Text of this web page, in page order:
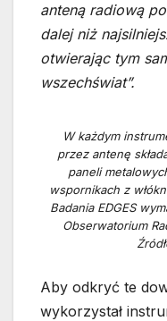
anteną radiową
dalej niż
otwierając tym
wszechświat”.
W każdym
przez antenę
paneli
wspornikach z
Badania EDGES
Obserwatorium
Aby odkryć te
wykorzystał